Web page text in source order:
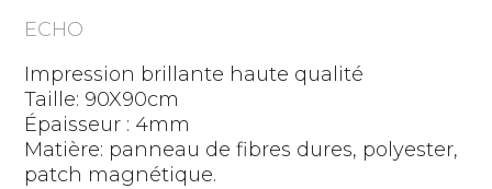
ECHO
Impression brillante haute qualité
Taille: 90X90cm
Épaisseur : 4mm
Matière: panneau de fibres dures, polyester,
patch magnétique.